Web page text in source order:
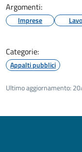
Argomenti:
Imprese
Categorie:
Appalti pubblici
Ultimo aggiornamento: